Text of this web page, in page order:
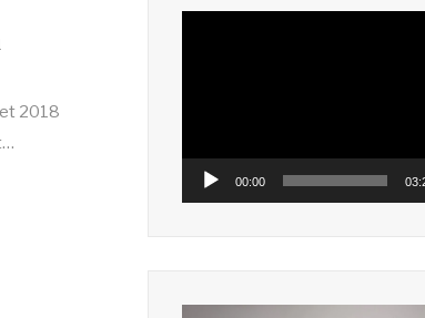
2018
00:00